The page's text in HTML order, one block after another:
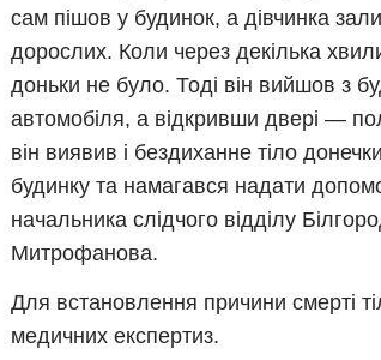
сам пішов у будинок, а дівчинка
дорослих. Коли через декілька
доньки не було. Тоді він вийшов з
автомобіля, а відкривши двері —
він виявив і бездиханне тіло
будинку та намагався надати
начальника слідчого відділу
Митрофанова.
Для встановлення причини смерті
медичних експертиз.